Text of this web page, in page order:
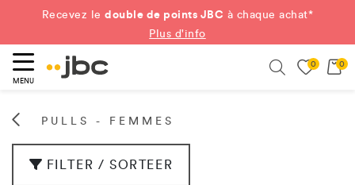
Recevez ledouble de points JBC à chaque achat*
Plus d'info
MENU
0 0
PULLS - FEMMES
FILTER / SORTEER